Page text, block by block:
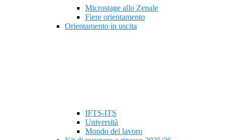
Microstage allo Zenale
Fiere orientamento
Orientamento in uscita
IFTS-ITS
Università
Mondo del lavoro